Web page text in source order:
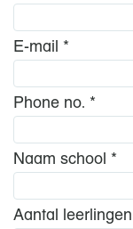
E-mail *
Phone no. *
Naam school *
Aantal